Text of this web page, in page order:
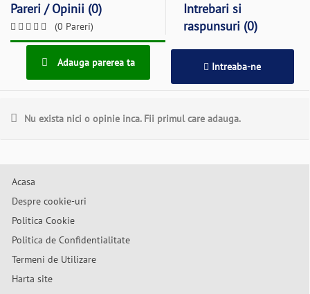
Pareri / Opinii (0)
(0 Pareri)
Intrebari si
raspunsuri (0)
Adauga parerea ta Intreaba-ne
Nu exista nici o opinie inca. Fii primul care adauga.
Acasa
Despre cookie-uri
Politica Cookie
Politica de Confidentialitate
Termeni de Utilizare
Harta site